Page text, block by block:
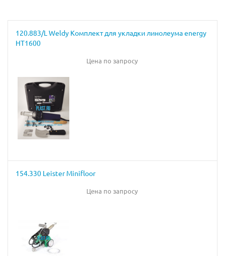
120.883/L Weldy Комплект для укладки линолеума energy
HT1600
Цена по запросу
154.330 Leister Minifloor
Цена по запросу